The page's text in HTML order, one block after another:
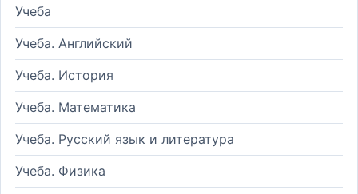
Учеба
Учеба. Английский
Учеба. История
Учеба. Математика
Учеба. Русский язык и литература
Учеба. Физика